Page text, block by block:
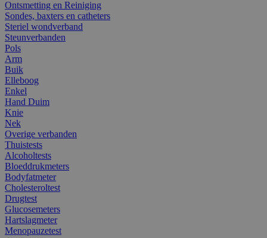
Ontsmetting en Reiniging
Sondes, baxters en catheters
Steriel wondverband
Steunverbanden
Pols
Arm
Buik
Elleboog
Enkel
Hand Duim
Knie
Nek
Overige verbanden
Thuistests
Alcoholtests
Bloeddrukmeters
Bodyfatmeter
Cholesteroltest
Drugtest
Glucosemeters
Hartslagmeter
Menopauzetest